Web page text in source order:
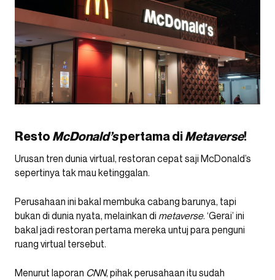
Resto McDonald’spertama diMetaverse!
Urusan tren dunia virtual, restoran cepat saji McDonald’s
sepertinya tak mau ketinggalan.
Perusahaan ini bakal membuka cabang barunya, tapi
bukan di dunia nyata, melainkan di metaverse. ‘Gerai’ ini
bakal jadi restoran pertama mereka untuj para penguni
ruang virtual tersebut.
Menurut laporan CNN, pihak perusahaan itu sudah